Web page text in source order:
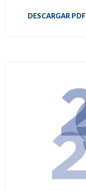
DESCARGAR PDF